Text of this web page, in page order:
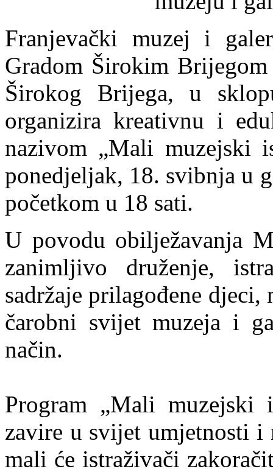
Franjevački muzej i
Gradom Širokim
Širokog Brijega, u
organizira kreativnu i
nazivom „Mali muzejski
ponedjeljak, 18. svibnja u
početkom u 18 sati.
U povodu obilježavanja
zanimljivo druženje,
sadržaje prilagođene
čarobni svijet muzeja i
način.
Program „Mali muzejski
zavire u svijet umjetnosti i
mali će istraživači